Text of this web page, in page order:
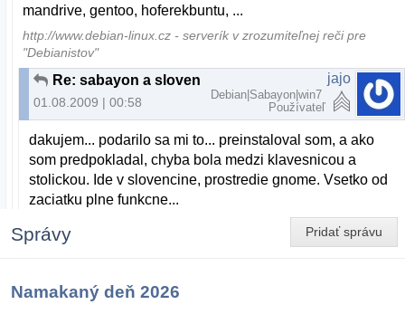
mandrive, gentoo, hoferekbuntu, ...
http://www.debian-linux.cz - serverík v zrozumiteľnej reči pre
"Debianistov"
Re: sabayon a slovenčina
01.08.2009 | 00:58
jajo
Debian|Sabayon|win7
Používateľ
dakujem... podarilo sa mi to... preinstaloval som, a ako
som predpokladal, chyba bola medzi klavesnicou a
stolickou. Ide v slovencine, prostredie gnome. Vsetko od
zaciatku plne funkcne...
Pridať správu
Správy
Namakaný deň 2026